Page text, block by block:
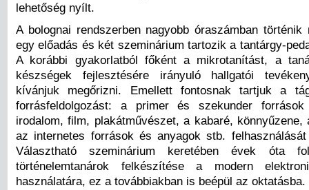
lehetőség nyílt.
A bolognai rendszerben nagyobb óraszámban
egy előadás és két szeminárium tartozik a tantárgy-
A korábbi gyakorlatból főként a mikrotanítást, a
készségek fejlesztésére irányuló hallgatói
kívánjuk megőrizni. Emellett fontosnak tartjuk a
forrásfeldolgozást: a primer és szekunder
irodalom, film, plakátművészet, a kabaré, könnyűzene,
az internetes források és anyagok stb.
Választható szeminárium keretében évek óta
történelemtanárok felkészítése a modern
használatára, ez a továbbiakban is beépül az oktatásba.